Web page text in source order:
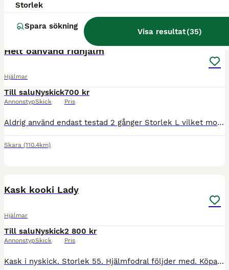
Storlek
Spara sökning
Visa resultat(35)
Helt oanvänd ridhjälm
Hjälmar
Till salu
Annonstyp
Nyskick
Skick
700 kr
Pris
Aldrig använd endast testad 2 gånger Storlek L vilket motsvarar ca 58-61cm Nypris ungefär 900-999kr
Skara (110.4km)
Kask kooki Lady
Hjälmar
Till salu
Annonstyp
Nyskick
Skick
2 800 kr
Pris
Kask i nyskick. Storlek 55. Hjälmfodral följder med. Köparen står för eventuell frakt.